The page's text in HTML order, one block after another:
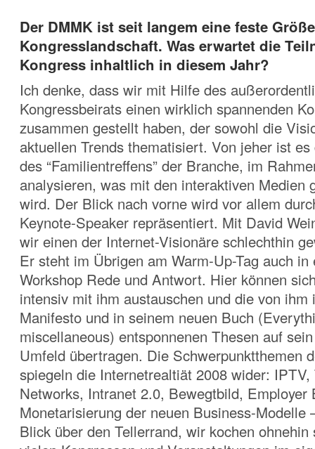
Der DMMK ist seit langem eine feste
Kongresslandschaft. Was erwartet die
Kongress inhaltlich in diesem Jahr?
Ich denke, dass wir mit Hilfe des
Kongressbeirats einen wirklich spannenden
zusammen gestellt haben, der sowohl die
aktuellen Trends thematisiert. Von jeher ist
des “Familientreffens” der Branche, im
analysieren, was mit den interaktiven Medien
wird. Der Blick nach vorne wird vor allem
Keynote-Speaker repräsentiert. Mit David
wir einen der Internet-Visionäre schlechthin
Er steht im Übrigen am Warm-Up-Tag auch in
Workshop Rede und Antwort. Hier können
intensiv mit ihm austauschen und die von ihm
Manifesto und in seinem neuen Buch
miscellaneous) entsponnenen Thesen auf
Umfeld übertragen. Die Schwerpunktthemen
spiegeln die Internetrealtiät 2008 wider:
Networks, Intranet 2.0, Bewegtbild, Employer
Monetarisierung der neuen Business-Modelle
Blick über den Tellerrand, wir kochen